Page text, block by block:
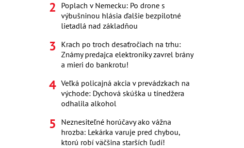
Poplach v Nemecku: Po drone s
výbušninou hlásia ďalšie bezpilotné
lietadlá nad základňou
Krach po troch desaťročiach na trhu:
Známy predajca elektroniky zavrel brány
a mieri do bankrotu!
Veľká policajná akcia v prevádzkach na
východe: Dychová skúška u tínedžera
odhalila alkohol
Neznesiteľné horúčavy ako vážna
hrozba: Lekárka varuje pred chybou,
ktorú robí väčšina starších ľudí!